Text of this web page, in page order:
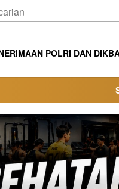
POLRI DAN